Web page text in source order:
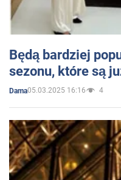
Będą bardziej
sezonu, które są
Dama05.03.2025 16:16 4